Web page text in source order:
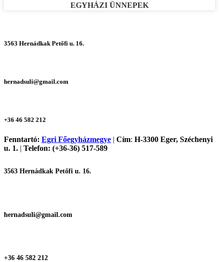
EGYHÁZI ÜNNEPEK
3563 Hernádkak Petőfi u. 16.
hernadsuli@gmail.com
+36 46 582 212
Fenntartó: Egri Főegyházmegye | Cím: H-3300 Eger, Széchenyi
u. 1. | Telefon: (+36-36) 517-589
3563 Hernádkak Petőfi u. 16.
hernadsuli@gmail.com
+36 46 582 212